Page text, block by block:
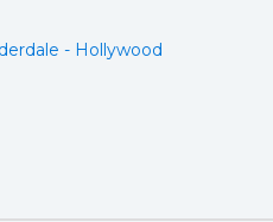
- Hollywood